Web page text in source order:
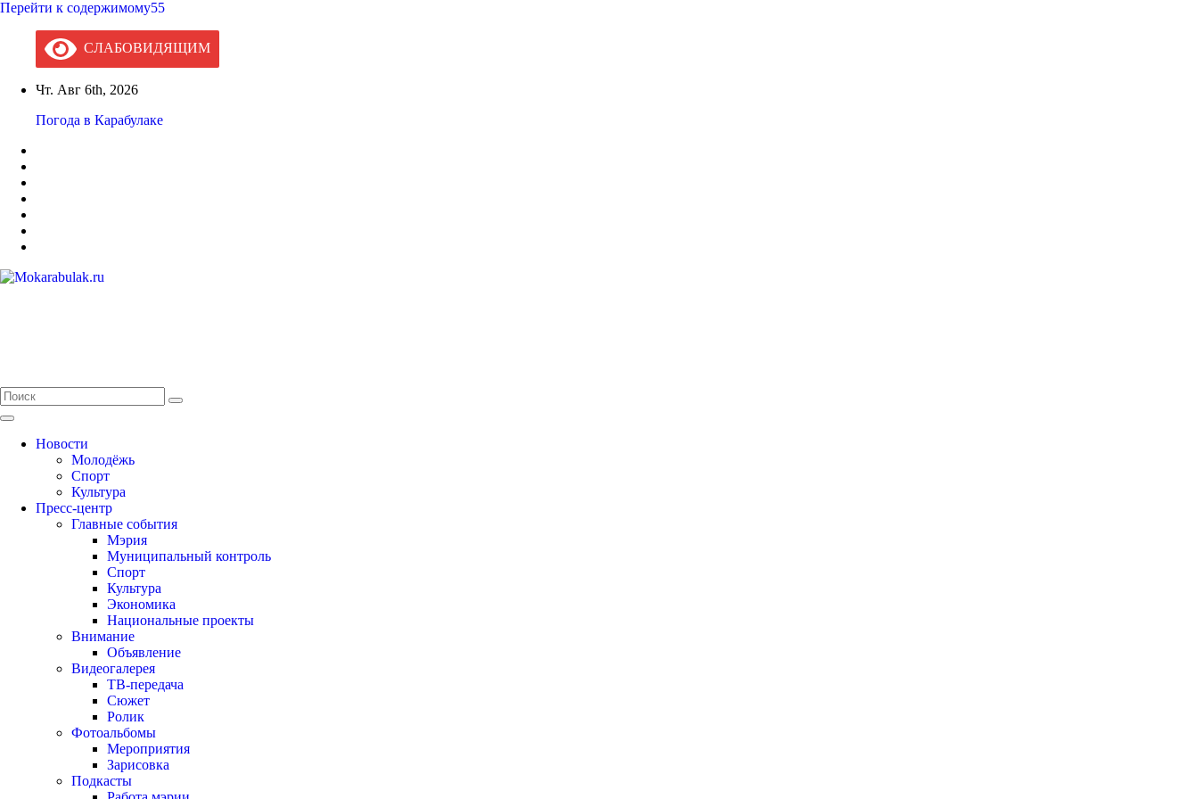
Перейти к содержимому55
СЛАБОВИДЯЩИМ
Чт. Авг 6th, 2026
Погода в Карабулаке
Новости
Молодёжь
Спорт
Культура
Пресс-центр
Главные события
Мэрия
Муниципальный контроль
Спорт
Культура
Экономика
Национальные проекты
Внимание
Объявление
Видеогалерея
ТВ-передача
Сюжет
Ролик
Фотоальбомы
Мероприятия
Зарисовка
Подкасты